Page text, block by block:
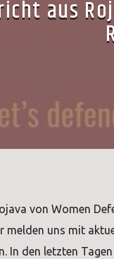
aus
von Women
melden uns mit
In den letzten